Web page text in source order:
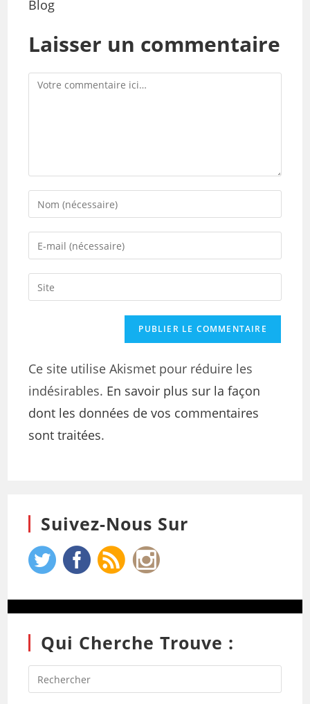
Blog
Laisser un commentaire
Ce site utilise Akismet pour réduire les
indésirables. En savoir plus sur la façon
dont les données de vos commentaires
sont traitées.
Suivez-Nous Sur
Qui Cherche Trouve :